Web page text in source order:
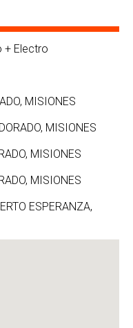
+ Electro
MISIONES
MISIONES
MISIONES
MISIONES
ESPERANZA,